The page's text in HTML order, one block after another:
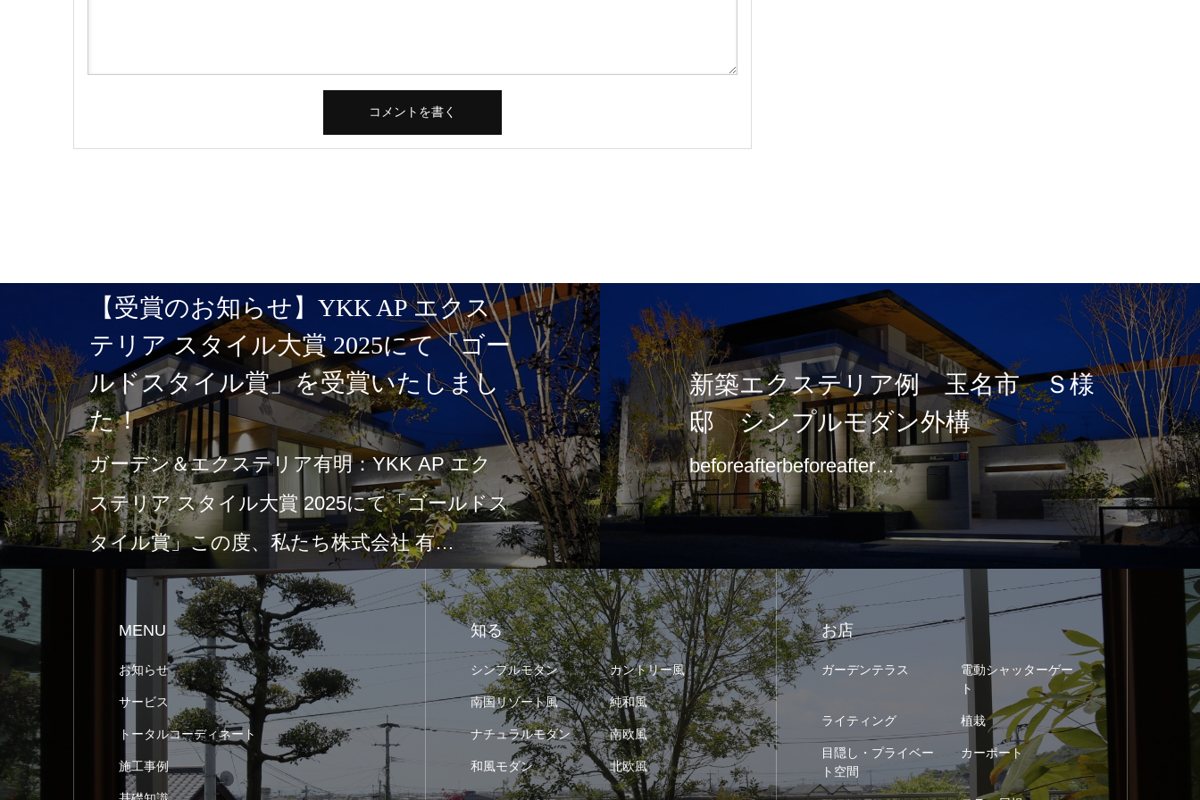
【受賞のお知らせ】YKK AP エクス
テリア スタイル大賞 2025にて「ゴー
ルドスタイル賞」を受賞いたしまし
た！
ガーデン＆エクステリア有明：YKK AP エク
ステリア スタイル大賞 2025にて「ゴールドス
タイル賞」この度、私たち株式会社 有…
新築エクステリア例 玉名市 Ｓ様
邸 シンプルモダン外構
beforeafterbeforeafter…
MENU
お知らせ
サービス
トータルコーディネート
施工事例
知る
シンプルモダン カントリー風
南国リゾート風 純和風
ナチュラルモダン 南欧風
和風モダン 北欧風
お店
ガーデンテラス
電動シャッターゲー
ト
ライティング 植栽
目隠し・プライベー
ト空間
カーポート